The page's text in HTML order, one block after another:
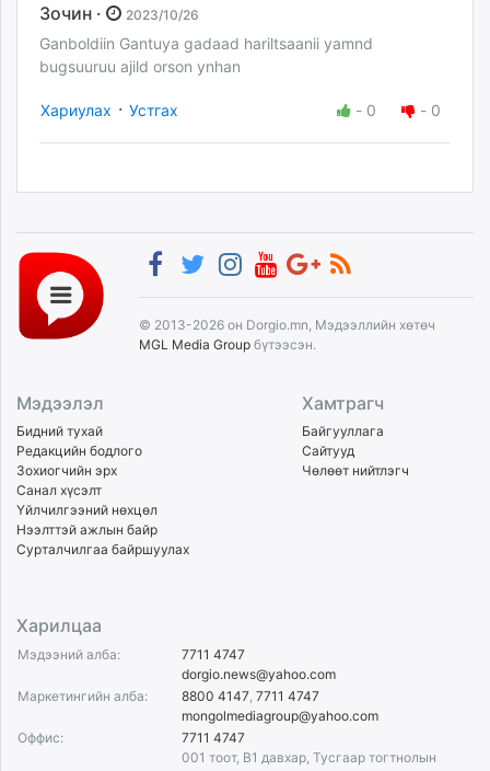
Зочин · 2023/10/26
Ganboldiin Gantuya gadaad hariltsaanii yamnd
bugsuuruu ajild orson ynhan
Хариулах · Устгах - 0 - 0
© 2013-2026 он Dorgio.mn, Мэдээллийн хөтөч
MGL Media Group бүтээсэн.
Мэдээлэл
Бидний тухай
Редакцийн бодлого
Зохиогчийн эрх
Санал хүсэлт
Үйлчилгээний нөхцөл
Нээлттэй ажлын байр
Сурталчилгаа байршуулах
Хамтрагч
Байгууллага
Сайтууд
Чөлөөт нийтлэгч
Харилцаа
Мэдээний алба:
7711 4747
dorgio.news@yahoo.com
Маркетингийн алба:
8800 4147 7711 4747
mongolmediagroup@yahoo.com
Оффис:
7711 4747
001 тоот, B1 давхар, Тусгаар тогтнолын